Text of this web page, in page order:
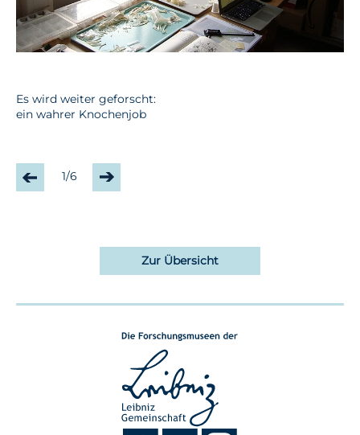
Es wird weiter geforscht:
ein wahrer Knochenjob
1/6
Zur Übersicht